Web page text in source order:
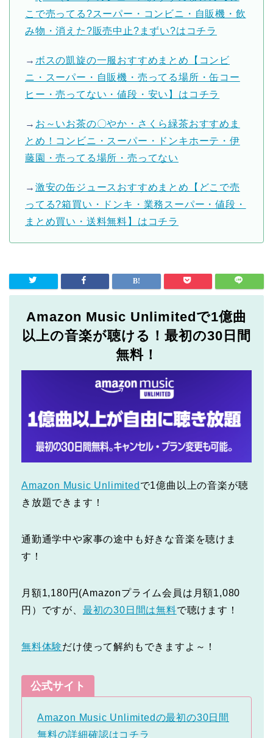
こで売ってる?スーパー・コンビニ・自販機・飲
み物・消えた?販売中止?まずい?はコチラ
→ ボスの凱旋の一服おすすめまとめ【コンビ
ニ・スーパー・自販機・売ってる場所・缶コー
ヒー・売ってない・値段・安い】はコチラ
→ お～いお茶の〇やか・さくら緑茶おすすめま
とめ！コンビニ・スーパー・ドンキホーテ・伊
藤園・売ってる場所・売ってない
→ 激安の缶ジュースおすすめまとめ【どこで売
ってる?箱買い・ドンキ・業務スーパー・値段・
まとめ買い・送料無料】はコチラ
Amazon Music Unlimitedで1億曲
以上の音楽が聴ける！最初の30日間
無料！
Amazon Music Unlimited で1億曲以上の音楽が聴
き放題できます！
通勤通学中や家事の途中も好きな音楽を聴けま
す！
月額1,180円(Amazonプライム会員は月額1,080
円）ですが、 最初の30日間は無料で聴けます！
無料体験だけ使って解約もできますよ～！
公式サイト
Amazon Music Unlimitedの最初の30日間
無料の詳細確認はコチラ